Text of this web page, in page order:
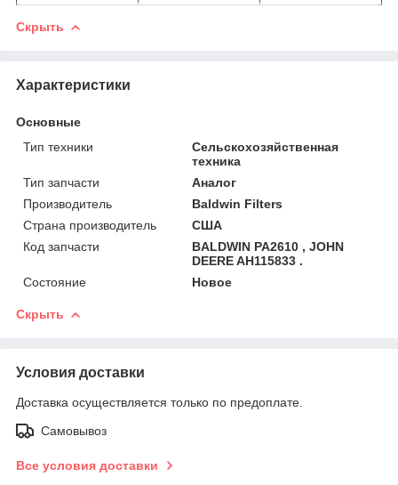
Скрыть
Характеристики
Основные
Тип техники
Сельскохозяйственная
техника
Тип запчасти
Аналог
Производитель
Baldwin Filters
Страна производитель
США
Код запчасти
BALDWIN PA2610 , JOHN
DEERE AH115833 .
Состояние
Новое
Скрыть
Условия доставки
Доставка осуществляется только по предоплате.
Самовывоз
Все условия доставки